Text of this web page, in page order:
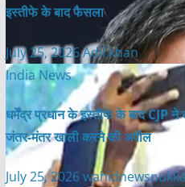
इस्तीफे के बाद फैसला
July 25, 2026Adil khan
India News
धर्मेंद्र प्रधान के इस्तीफे के बाद CJP
जंतर-मंतर खाली करने की अपील
July 25, 2026